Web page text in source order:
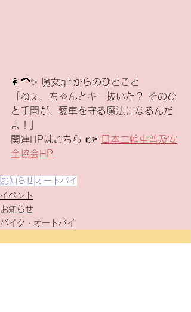
👩‍🦱✨ 魔女girlからのひとこと
「ねぇ、ちゃんとキー抜いた？ そのひ
と手間が、愛車を守る魔法になるんだ
よ！」
関連HPはこちら 👉
日本二輪車普及安
全協会HP
お知らせ オートバイ
イベント
お知らせ
バイク・オートバイ